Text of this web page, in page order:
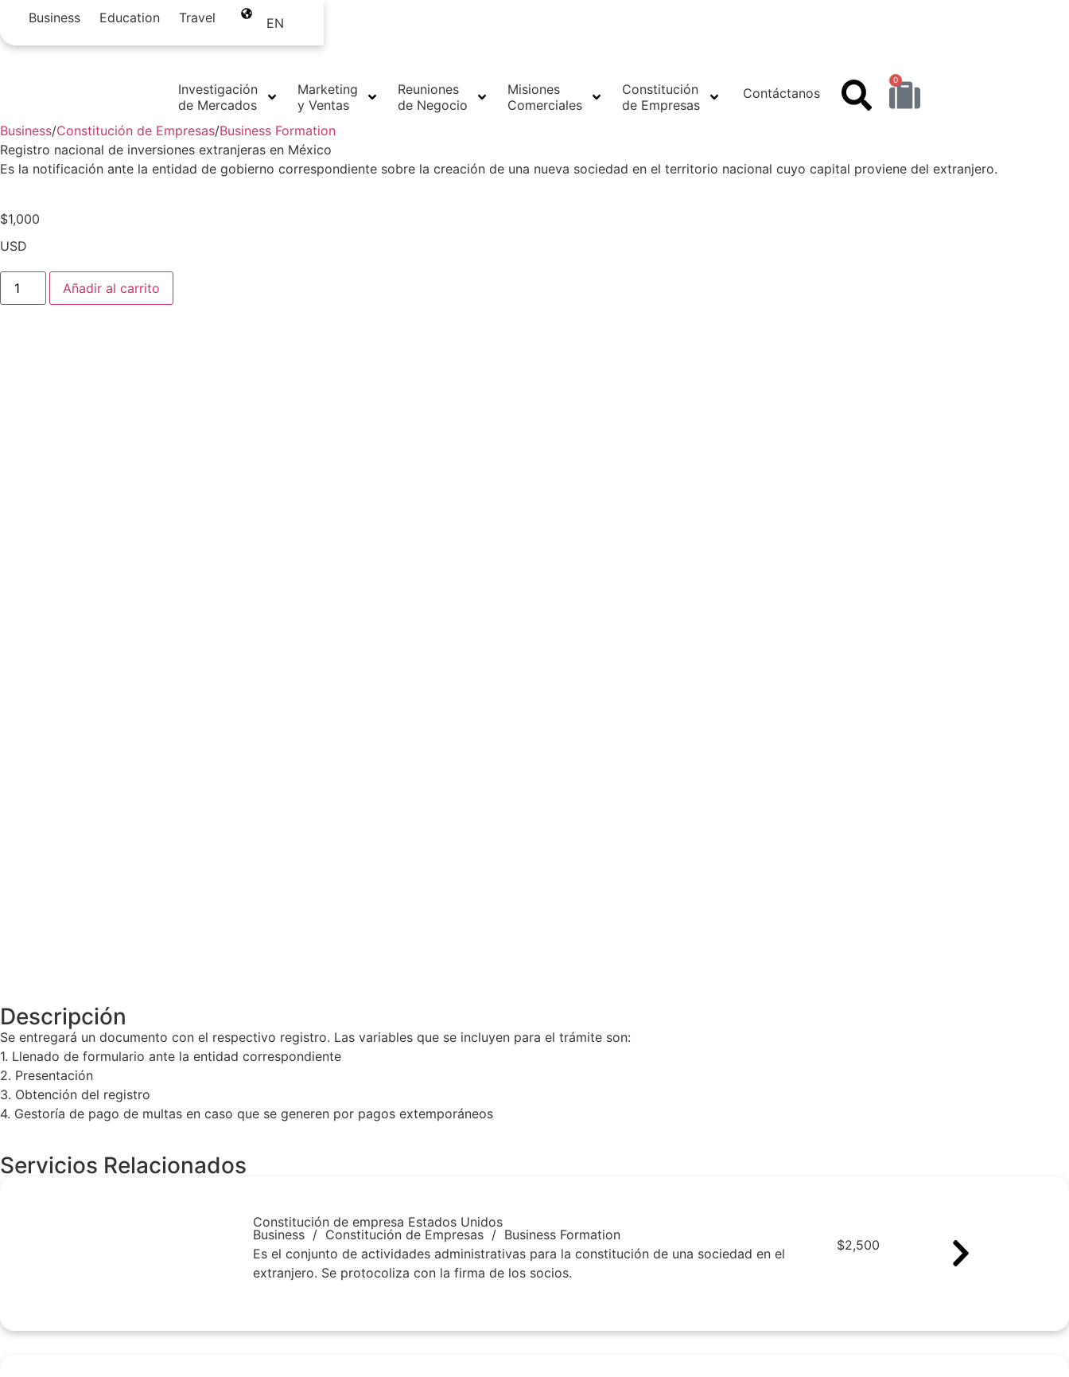
Business Education Travel EN
Investigación
de Mercados
Marketing
y Ventas
Reuniones
de Negocio
Misiones
Comerciales
Constitución
de Empresas
Contáctanos
0
Business/Constitución de Empresas/Business Formation
Registro nacional de inversiones extranjeras en México
Es la notificación ante la entidad de gobierno correspondiente sobre la creación de una nueva sociedad en el territorio nacional cuyo capital proviene del extranjero.
$1,000
USD
Añadir al carrito
Descripción
Se entregará un documento con el respectivo registro. Las variables que se incluyen para el trámite son:
1. Llenado de formulario ante la entidad correspondiente
2. Presentación
3. Obtención del registro
4. Gestoría de pago de multas en caso que se generen por pagos extemporáneos
Servicios Relacionados
Constitución de empresa Estados Unidos
Business / Constitución de Empresas / Business Formation
Es el conjunto de actividades administrativas para la constitución de una sociedad en el
extranjero. Se protocoliza con la firma de los socios.
$2,500